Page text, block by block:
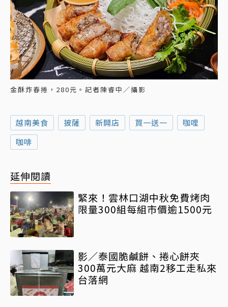
金酥炸春捲，280元。記者陳睿中／攝影
越南美食 披薩 新開店 買一送一
咖哩
咖啡
延伸閱讀
緊來！雲林口湖中秋免費烤肉
限量300組每組市價逾1500元
影／泰國脆鹹餅、捲心餅夾
300萬元大麻 越南2移工走私來
台落網